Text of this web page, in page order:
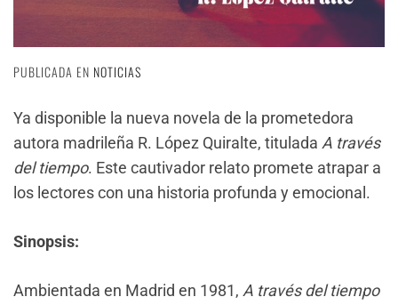
PUBLICADA EN NOTICIAS
Ya disponible la nueva novela de la prometedora
autora madrileña R. López Quiralte, titulada A través
del tiempo. Este cautivador relato promete atrapar a
los lectores con una historia profunda y emocional.
Sinopsis:
Ambientada en Madrid en 1981, A través del tiempo